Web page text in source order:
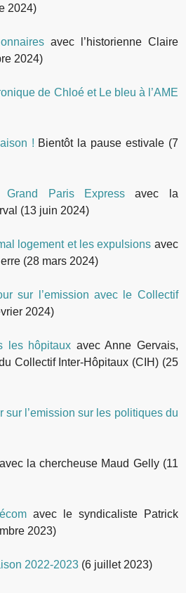
2024)
avec l’historienne Claire
2024)
de Chloé et Le bleu à l’AME
! Bientôt la pause estivale(7
Grand Paris Expressavec la
(13 juin 2024)
logement et les expulsions avec
(28 mars 2024)
sur l’emission avec le Collectif
2024)
les hôpitaux avec Anne Gervais,
Collectif Inter-Hôpitaux (CIH) (25
sur l’emission sur les politiques du
avec la chercheuse Maud Gelly(11
avec le syndicaliste Patrick
2023)
2022-2023 (6 juillet 2023)